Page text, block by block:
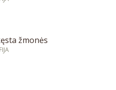
žmonės